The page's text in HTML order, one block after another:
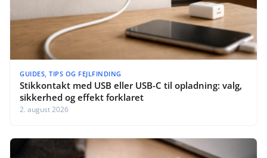
GUIDES, TIPS OG FEJLFINDING
Stikkontakt med USB eller USB-C til opladning: valg,
sikkerhed og effekt forklaret
2. august 2026